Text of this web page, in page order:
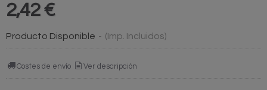
2,42 €
Producto Disponible - (Imp. Incluidos)
Costes de envío Ver descripción